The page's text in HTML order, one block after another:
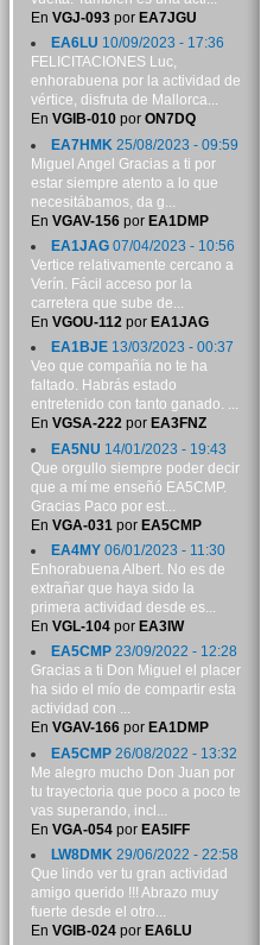
En VGJ-093por EA7JGU
EA6LU 10/09/2023 - 17:36
FELICITACIONES Luc,
enhorabuena por la actividad de
vértice, disfruta de Mallorca...
En VGIB-010por ON7DQ
EA7HMK 25/08/2023 - 09:59
Miguel Angel Gracias a ti por
estar siempre atento a lo que
necesitábamos, da g...
En VGAV-156por EA1DMP
EA1JAG07/04/2023 - 10:56
Vertice relativamente cercano a
Verín. Fácil acceso por la
carretera que sube de...
En VGOU-112por EA1JAG
EA1BJE13/03/2023 - 00:37
Veo que compañía no te ha
faltado. Habrás estado
entretenido con tanto ganado. ...
En VGSA-222por EA3FNZ
EA5NU 14/01/2023 - 19:43
Que orgullo siempre poder decir
que a mí me enseñó EA5CMP.
Gracias Paco por est...
En VGA-031 por EA5CMP
EA4MY06/01/2023 - 11:30
Enhorabuena Albert. No es de
extrañar que haya sido la
primera actividad desde es...
En VGL-104por EA3IW
EA5CMP23/09/2022 - 12:28
Gracias a ti Don Miguel el placer
ha sido el mío de compartir esta
actividad con ...
En VGAV-166por EA1DMP
EA5CMP26/08/2022 - 13:32
Me alegro mucho Don Juan por
tu trayectoria que poco a poco te
vas superando, incl...
En VGA-054por EA5IFF
LW8DMK29/06/2022 - 22:58
Que lindo ver tu gran actividad
amigo querido !!! Abrazo muy
fuerte desde el otro...
En VGIB-024por EA6LU